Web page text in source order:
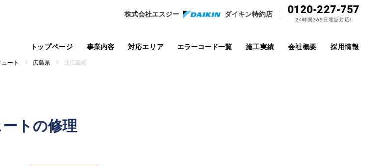
株式会社エスジー ダイキン特約店 0120-227-757
24時間365日電話対応!
トップページ 事業内容 対応エリア エラーコード一覧 施工実績 会社概要 採用情報
ート 広島県 北広島町
トの修理